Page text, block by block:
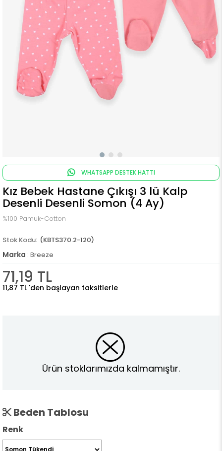
WHATSAPP DESTEK HATTI
Kız Bebek Hastane Çıkışı 3 lü Kalp
Desenli Desenli Somon (4 Ay)
%100 Pamuk-Cotton
(KBTS370.2-120)
Marka : Breeze
71,19 TL
11,87 TL 'den başlayan taksitlerle
Ürün stoklarımızda kalmamıştır.
Beden Tablosu
Renk